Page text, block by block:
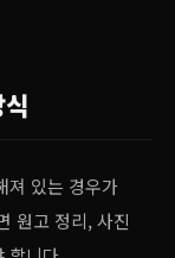
져 있는 경우가
원고 정리, 사진